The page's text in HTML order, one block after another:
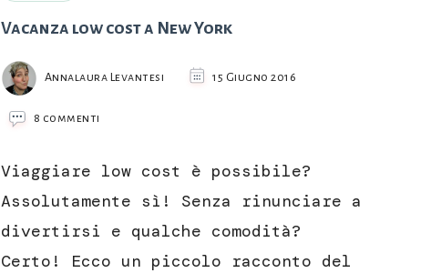
Vacanza low cost a New York
Annalaura Levantesi 15 Giugno 2016
8 commenti
cost
York
Viaggiare low cost è possibile?
Assolutamente sì! Senza rinunciare a
divertirsi e qualche comodità?
Certo! Ecco un piccolo racconto del